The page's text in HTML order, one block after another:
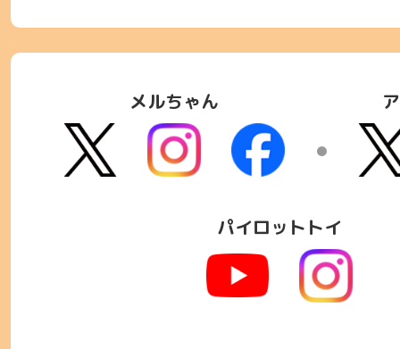
パイロットトイ
メルちゃん